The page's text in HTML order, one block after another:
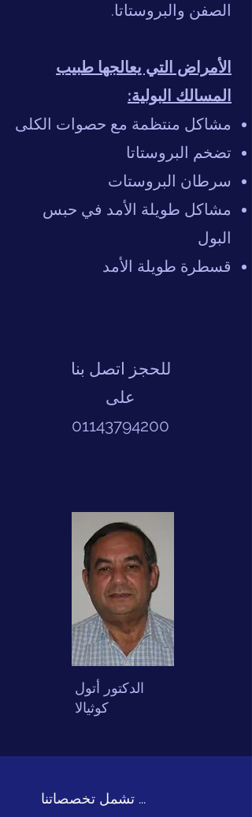
الصفن والبروستاتا.
الأمراض التي يعالجها طبيب
المسالك البولية:
مشاكل منتظمة مع حصوات الكلى
تضخم البروستاتا
سرطان البروستات
مشاكل طويلة الأمد في حبس
البول
قسطرة طويلة الأمد
الدكتور أتول
كوثيالا
للحجز اتصل بنا
على
01143794200
تشمل تخصصاتنا ...